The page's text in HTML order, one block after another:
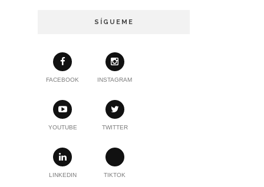
SÍGUEME
FACEBOOK INSTAGRAM
YOUTUBE TWITTER
LINKEDIN TIKTOK